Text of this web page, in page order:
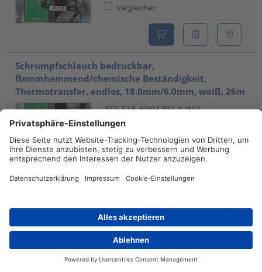
Vergleichen
Schrumpfschlauch bedruckbar,
flammhemmend/chemische Beständigkeit,
Thermotransfer, endlos, 18.0mm/6.0mm, weiß, 26m
TCGT18-6WH-PO-X-WH
553-31851
Vergleichen
flammhemmend/chemische Beständigkeit,
Thermotransfer, endlos, 24.0mm/8.0mm, gelb, 26m
TCGT24-8YE-PO-X-YE
553-32450
Händlersuche Kontakt